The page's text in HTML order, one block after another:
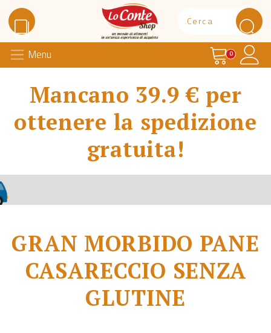
Lo Conte Shop
Menu Carrello
0
Mancano 39.9 € per
ottenere la spedizione
gratuita!
GRAN MORBIDO PANE
CASARECCIO SENZA
GLUTINE